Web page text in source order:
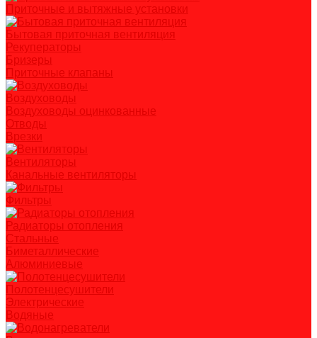
Приточные и вытяжные установки
Бытовая приточная вентиляция
Рекуператоры
Бризеры
Приточные клапаны
Воздуховоды
Воздуховоды оцинкованные
Отводы
Врезки
Вентиляторы
Канальные вентиляторы
Фильтры
Радиаторы отопления
Стальные
Биметаллические
Алюминиевые
Полотенцесушители
Электрические
Водяные